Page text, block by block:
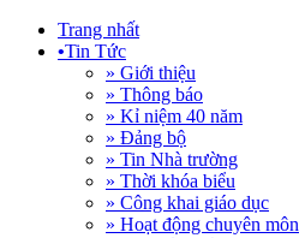
Trang nhất
•Tin Tức
» Giới thiệu
» Thông báo
» Kỉ niệm 40 năm
» Đảng bộ
» Tin Nhà trường
» Thời khóa biểu
» Công khai giáo dục
» Hoạt động chuyên môn